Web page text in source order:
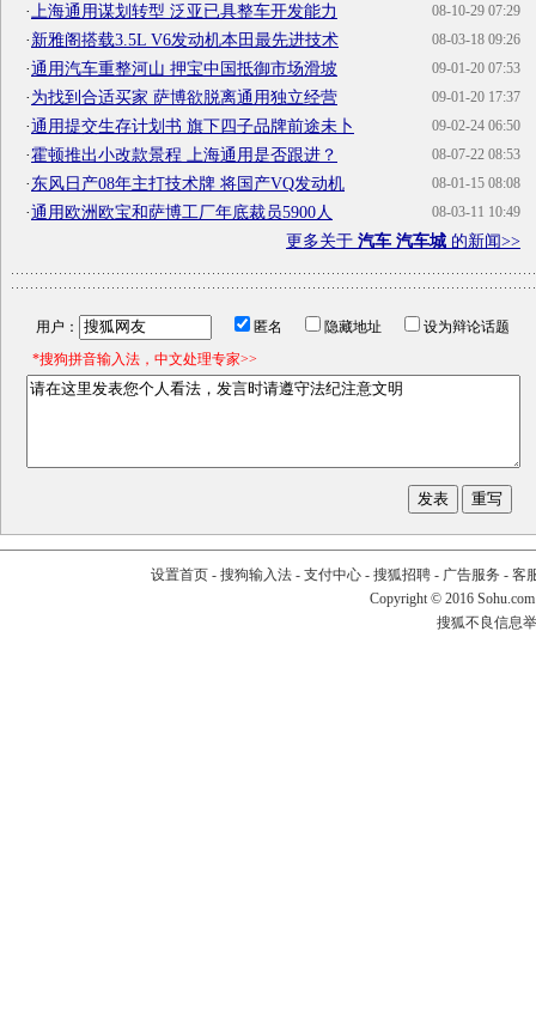
08-10-29 07:29
· 上海通用谋划转型 泛亚已具整车开发能力
08-03-18 09:26
·新雅阁搭载3.5L V6发动机本田最先进技术
09-01-20 07:53
·通用汽车重整河山 押宝中国抵御市场滑坡
09-01-20 17:37
·为找到合适买家 萨博欲脱离通用独立经营
09-02-24 06:50
·通用提交生存计划书 旗下四子品牌前途未卜
08-07-22 08:53
·霍顿推出小改款景程 上海通用是否跟进？
08-01-15 08:08
·东风日产08年主打技术牌 将国产VQ发动机
08-03-11 10:49
·通用欧洲欧宝和萨博工厂年底裁员5900人
更多关于 汽车 汽车城 的新闻>>
用户： 匿名 隐藏地址
设为辩论话题
*搜狗拼音输入法，中文处理专家>>
设置首页- 搜狗输入法- 支付中心- 搜狐招聘- 广告服务 - 客
Copyright © 2016
搜狐不良信息